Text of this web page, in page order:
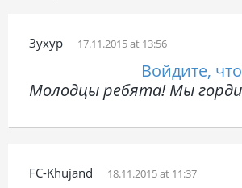
Зухур 17.11.2015 at 13:56
Войдите,
Молодцы ребята! Мы
FC-Khujand 18.11.2015 at 11:37